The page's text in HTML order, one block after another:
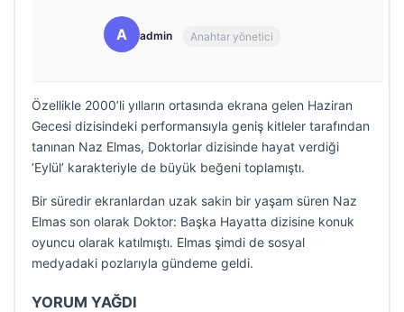
A admin Anahtar yönetici
Özellikle 2000’li yılların ortasında ekrana gelen Haziran
Gecesi dizisindeki performansıyla geniş kitleler tarafından
tanınan Naz Elmas, Doktorlar dizisinde hayat verdiği
‘Eylül’ karakteriyle de büyük beğeni toplamıştı.
Bir süredir ekranlardan uzak sakin bir yaşam süren Naz
Elmas son olarak Doktor: Başka Hayatta dizisine konuk
oyuncu olarak katılmıştı. Elmas şimdi de sosyal
medyadaki pozlarıyla gündeme geldi.
YORUM YAĞDI